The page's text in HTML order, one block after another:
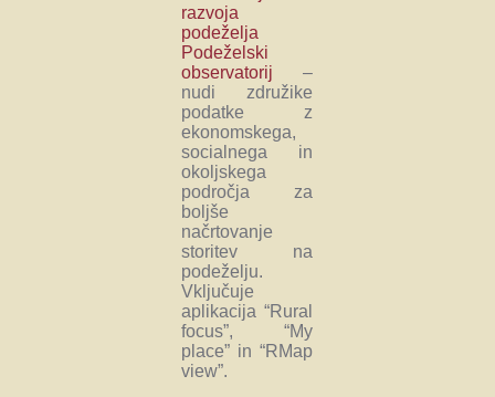
Podeželski
observatorij –
nudi združike
podatke z
ekonomskega,
socialnega in
okoljskega
področja za
boljše
načrtovanje
storitev na
podeželju.
Vključuje
aplikacija “Rural
focus”, “My
place” in “RMap
view”.